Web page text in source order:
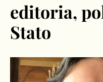
editoria,
Stato